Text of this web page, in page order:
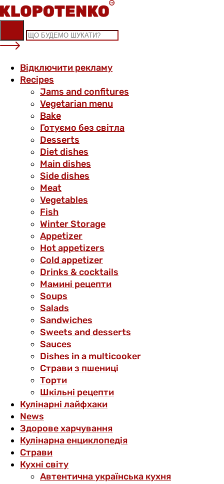
Skip
to
content
Відключити рекламу
Recipes
Jams and confitures
Vegetarian menu
Bake
Готуємо без світла
Desserts
Diet dishes
Main dishes
Side dishes
Meat
Vegetables
Fish
Winter Storage
Аppetizer
Hot appetizers
Cold appetizer
Drinks & cocktails
Мамині рецепти
Soups
Salads
Sandwiches
Sweets and desserts
Sauces
Dishes in a multicooker
Страви з пшениці
Торти
Шкільні рецепти
Кулінарні лайфхаки
News
Здорове харчування
Кулінарна енциклопедія
Страви
Кухні світу
Автентична українська кухня